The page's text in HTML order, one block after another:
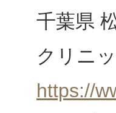
千葉県
クリニ
https://